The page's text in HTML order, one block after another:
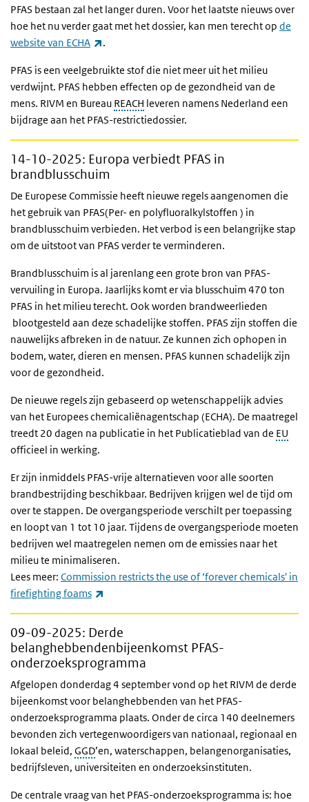
PFAS bestaan zal het langer duren. Voor het laatste nieuws over
hoe het nu verder gaat met het dossier, kan men terecht op de
website van ECHA
(externe link)
.
PFAS is een veelgebruikte stof die niet meer uit het milieu
verdwijnt. PFAS hebben effecten op de gezondheid van de
mens. RIVM en Bureau REACH leveren namens Nederland een
bijdrage aan het PFAS-restrictiedossier.
14-10-2025: Europa verbiedt PFAS in
brandblusschuim
De Europese Commissie heeft nieuwe regels aangenomen die
het gebruik van PFAS(Per- en polyfluoralkylstoffen ) in
brandblusschuim verbieden. Het verbod is een belangrijke stap
om de uitstoot van PFAS verder te verminderen.
Brandblusschuim is al jarenlang een grote bron van PFAS-
vervuiling in Europa. Jaarlijks komt er via blusschuim 470 ton
PFAS in het milieu terecht. Ook worden brandweerlieden
blootgesteld aan deze schadelijke stoffen. PFAS zijn stoffen die
nauwelijks afbreken in de natuur. Ze kunnen zich ophopen in
bodem, water, dieren en mensen. PFAS kunnen schadelijk zijn
voor de gezondheid.
De nieuwe regels zijn gebaseerd op wetenschappelijk advies
van het Europees chemicaliënagentschap (ECHA). De maatregel
treedt 20 dagen na publicatie in het Publicatieblad van de EU
officieel in werking.
Er zijn inmiddels PFAS-vrije alternatieven voor alle soorten
brandbestrijding beschikbaar. Bedrijven krijgen wel de tijd om
over te stappen. De overgangsperiode verschilt per toepassing
en loopt van 1 tot 10 jaar. Tijdens de overgangsperiode moeten
bedrijven wel maatregelen nemen om de emissies naar het
milieu te minimaliseren.
Lees meer: Commission restricts the use of ‘forever chemicals' in
firefighting foams
09-09-2025: Derde
belanghebbendenbijeenkomst PFAS-
onderzoeksprogramma
Afgelopen donderdag 4 september vond op het RIVM de derde
bijeenkomst voor belanghebbenden van het PFAS-
onderzoeksprogramma plaats. Onder de circa 140 deelnemers
bevonden zich vertegenwoordigers van nationaal, regionaal en
lokaal beleid, GGD’en, waterschappen, belangenorganisaties,
bedrijfsleven, universiteiten en onderzoeksinstituten.
De centrale vraag van het PFAS-onderzoeksprogramma is: hoe